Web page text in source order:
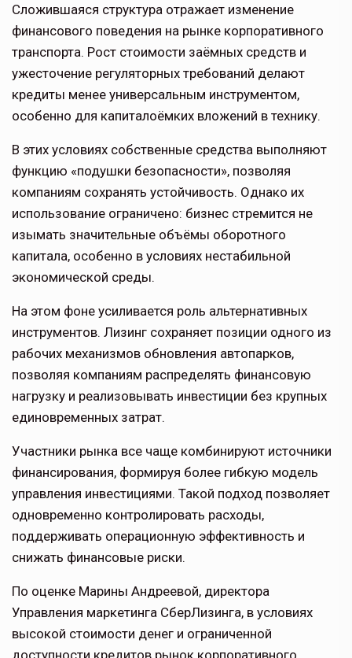
Сложившаяся структура отражает изменение
финансового поведения на рынке корпоративного
транспорта. Рост стоимости заёмных средств и
ужесточение регуляторных требований делают
кредиты менее универсальным инструментом,
особенно для капиталоёмких вложений в технику.
В этих условиях собственные средства выполняют
функцию «подушки безопасности», позволяя
компаниям сохранять устойчивость. Однако их
использование ограничено: бизнес стремится не
изымать значительные объёмы оборотного
капитала, особенно в условиях нестабильной
экономической среды.
На этом фоне усиливается роль альтернативных
инструментов. Лизинг сохраняет позиции одного из
рабочих механизмов обновления автопарков,
позволяя компаниям распределять финансовую
нагрузку и реализовывать инвестиции без крупных
единовременных затрат.
Участники рынка все чаще комбинируют источники
финансирования, формируя более гибкую модель
управления инвестициями. Такой подход позволяет
одновременно контролировать расходы,
поддерживать операционную эффективность и
снижать финансовые риски.
По оценке Марины Андреевой, директора
Управления маркетинга СберЛизинга, в условиях
высокой стоимости денег и ограниченной
доступности кредитов рынок корпоративного